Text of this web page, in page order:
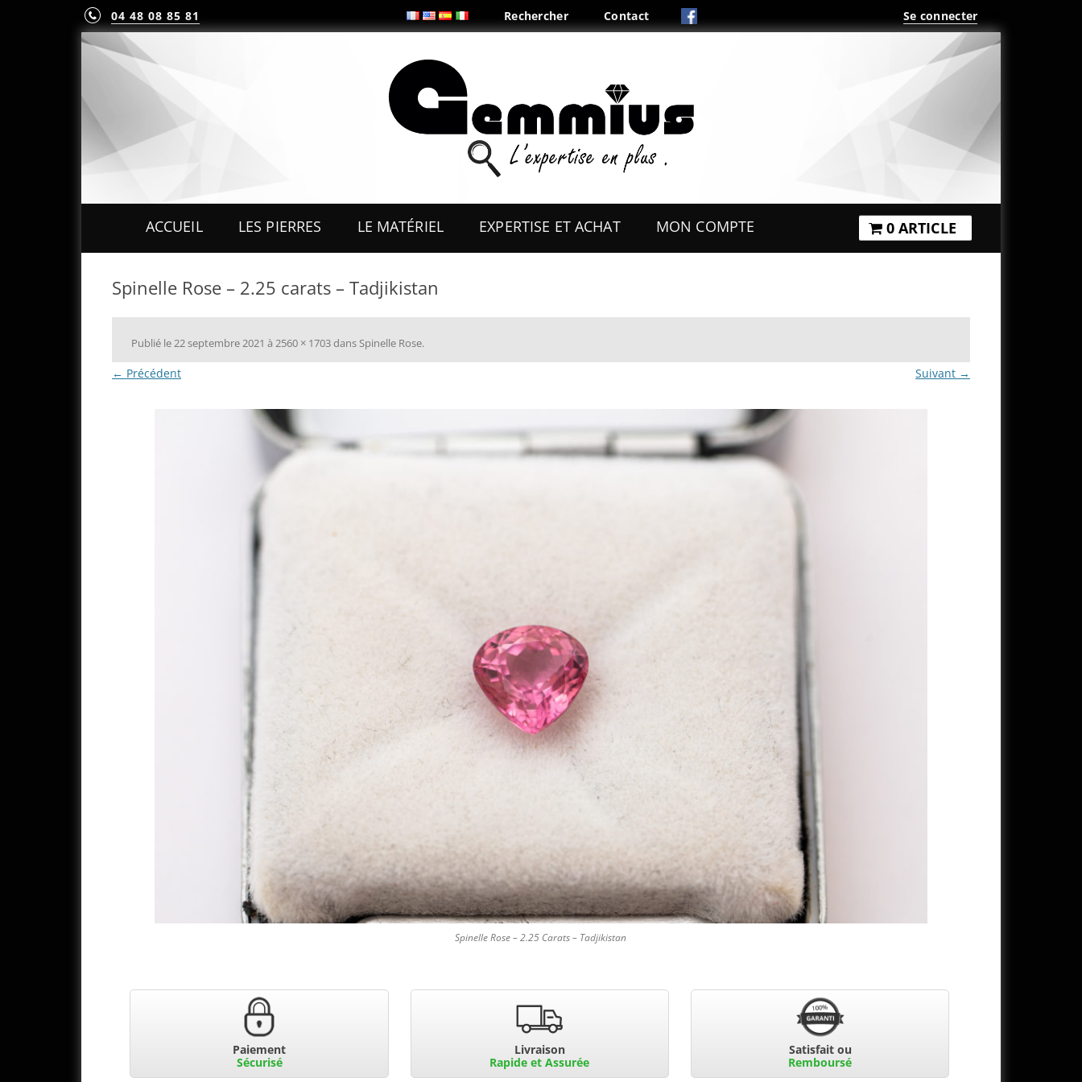
04 48 08 85 81 Rechercher Contact Se connecter
au
contenu
ACCUEIL LES PIERRES
MINÉRAUX & CRISTAUX
LE MATÉRIEL
BOITES & PLIS
EXPERTISE ET ACHAT MON COMPTE 0 ARTICLE
Spinelle Rose – 2.25 carats – Tadjikistan
Publié le22 septembre 2021 à2560 × 1703dans Spinelle Rose.
← Précédent Suivant →
Spinelle Rose – 2.25 Carats – Tadjikistan
Paiement
Sécurisé
Livraison
Rapide et Assurée
Satisfait ou
Remboursé